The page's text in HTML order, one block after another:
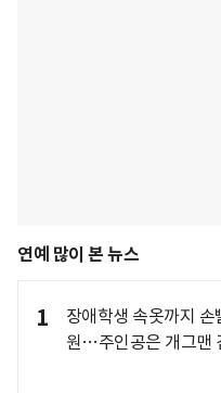
연예 많이 본 뉴스
1
장애학생 속옷까지
원…주인공은 개그맨